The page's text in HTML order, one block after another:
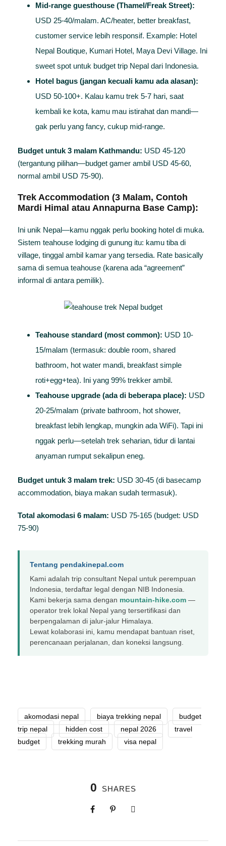
Mid-range guesthouse (Thamel/Freak Street):
USD 25-40/malam. AC/heater, better breakfast,
customer service lebih responsif. Example: Hotel
Nepal Boutique, Kumari Hotel, Maya Devi Village. Ini
sweet spot untuk budget trip Nepal dari Indonesia.
Hotel bagus (jangan kecuali kamu ada alasan):
USD 50-100+. Kalau kamu trek 5-7 hari, saat
kembali ke kota, kamu mau istirahat dan mandi—
gak perlu yang fancy, cukup mid-range.
Budget untuk 3 malam Kathmandu: USD 45-120
(tergantung pilihan—budget gamer ambil USD 45-60,
normal ambil USD 75-90).
Trek Accommodation (3 Malam, Contoh
Mardi Himal atau Annapurna Base Camp):
Ini unik Nepal—kamu nggak perlu booking hotel di muka.
Sistem teahouse lodging di gunung itu: kamu tiba di
village, tinggal ambil kamar yang tersedia. Rate basically
sama di semua teahouse (karena ada “agreement”
informal di antara pemilik).
Teahouse standard (most common): USD 10-
15/malam (termasuk: double room, shared
bathroom, hot water mandi, breakfast simple
roti+egg+tea). Ini yang 99% trekker ambil.
Teahouse upgrade (ada di beberapa place): USD
20-25/malam (private bathroom, hot shower,
breakfast lebih lengkap, mungkin ada WiFi). Tapi ini
nggak perlu—setelah trek seharian, tidur di lantai
anyaman rumput sekalipun eneg.
Budget untuk 3 malam trek: USD 30-45 (di basecamp
accommodation, biaya makan sudah termasuk).
Total akomodasi 6 malam: USD 75-165 (budget: USD
75-90)
Tentang pendakinepal.com
Kami adalah trip consultant Nepal untuk perempuan
Indonesia, terdaftar legal dengan NIB Indonesia.
Kami bekerja sama dengan mountain-hike.com —
operator trek lokal Nepal yang tersertifikasi dan
berpengalaman di jalur-jalur Himalaya.
Lewat kolaborasi ini, kamu mendapat bantuan riset,
perencanaan perjalanan, dan koneksi langsung.
akomodasi nepal biaya trekking nepal
budget
trip nepal
hidden cost nepal 2026
travel
budget
trekking murah visa nepal
0 SHARES